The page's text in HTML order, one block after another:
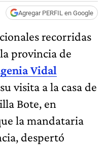
Agregar PERFIL en Google
recorridas
provincia de
Vidal
visita a la casa de
Bote, en
la mandataria
despertó